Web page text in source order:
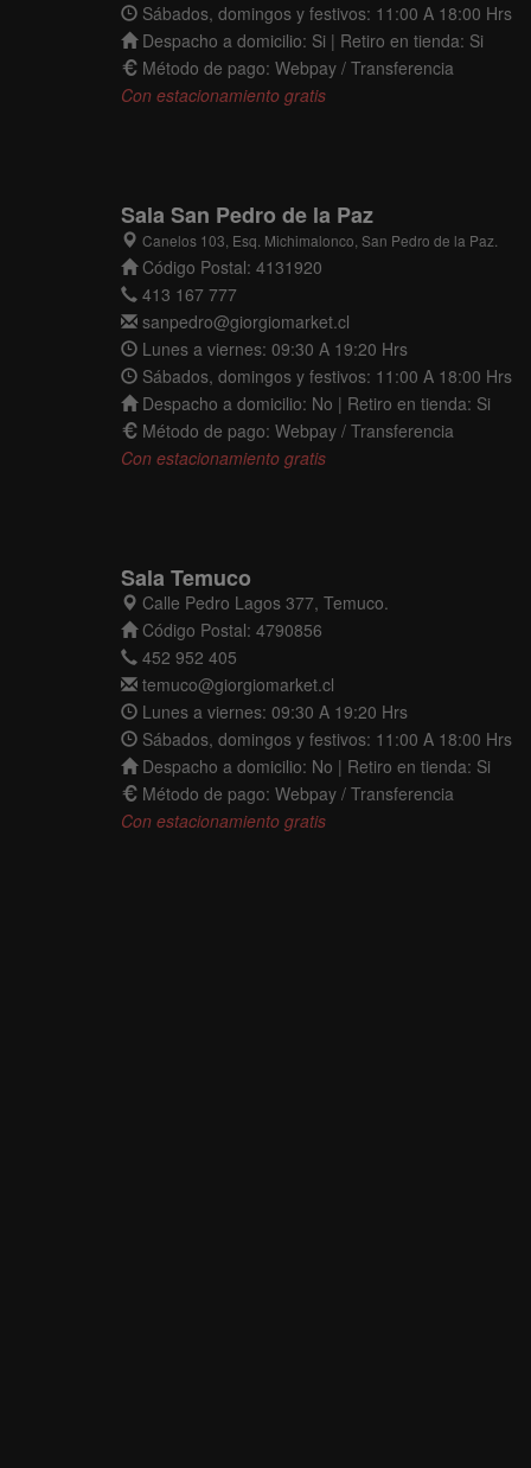
Sábados, domingos y festivos: 11:00 A 18:00 Hrs
Despacho a domicilio: Si | Retiro en tienda: Si
Método de pago: Webpay / Transferencia
Con estacionamiento gratis
Sala San Pedro de la Paz
Canelos 103, Esq. Michimalonco, San Pedro de la Paz.
Código Postal: 4131920
413 167 777
sanpedro@giorgiomarket.cl
Lunes a viernes: 09:30 A 19:20 Hrs
Sábados, domingos y festivos: 11:00 A 18:00 Hrs
Despacho a domicilio: No | Retiro en tienda: Si
Método de pago: Webpay / Transferencia
Con estacionamiento gratis
Sala Temuco
Calle Pedro Lagos 377, Temuco.
Código Postal: 4790856
452 952 405
temuco@giorgiomarket.cl
Lunes a viernes: 09:30 A 19:20 Hrs
Sábados, domingos y festivos: 11:00 A 18:00 Hrs
Despacho a domicilio: No | Retiro en tienda: Si
Método de pago: Webpay / Transferencia
Con estacionamiento gratis